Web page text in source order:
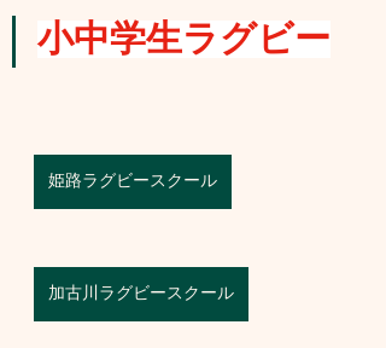
小中学生ラグビー
姫路ラグビースクール
加古川ラグビースクール